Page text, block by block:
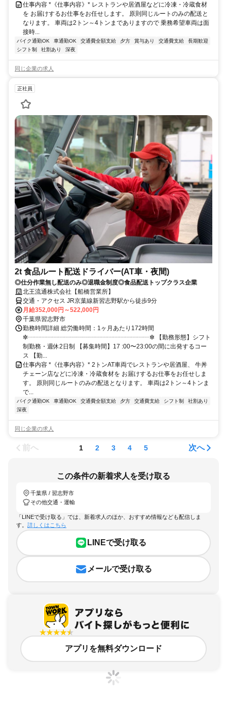
仕事内容 *《仕事内容》* レストランや居酒屋などに冷凍・冷蔵食材
を お届けするお仕事をお任せします。 原則同じルートのみの配送と
なります。 車両は2トン～4トンまでありますので 乗務希望車両は面
接時...
バイク通勤OK 車通勤OK 交通費全額支給 夕方 賞与あり 交通費支給
長期歓迎
シフト制
社割あり 深夜
同じ企業の求人
正社員
2t 食品ルート配送ドライバー(AT車・夜間)
◎仕分作業無し配送のみ◎退職金制度◎食品配送トップクラス企業
北王流通株式会社【船橋営業所】
交通・アクセス JR京葉線新習志野駅から徒歩9分
月給352,000円～522,000円
千葉県習志野市
勤務時間詳細 総労働時間：1ヶ月あたり172時間
✼┈┈┈┈┈┈┈┈┈┈┈┈┈┈┈┈┈┈┈┈✼ 【勤務形態】シフト
制勤務・週休2日制 【募集時間】17 :00〜23:00の間に出発するコー
ス 【勤...
仕事内容 *《仕事内容》* 2トンAT車両でレストランや居酒屋、 牛丼
チェーン店などに冷凍・冷蔵食材を お届けするお仕事をお任せしま
す。 原則同じルートのみの配送となります。 車両は2トン～4トンま
で...
バイク通勤OK 車通勤OK 交通費全額支給 夕方 交通費支給 シフト制
社割あり
深夜
同じ企業の求人
前へ 1 2 3 4 5 次へ
この条件の新着求人を受け取る
千葉県 / 習志野市
その他交通・運輸
「LINEで受け取る」では、新着求人のほか、おすすめ情報なども配信しま
す。 詳しくはこちら
LINEで受け取る
メールで受け取る
アプリを無料ダウンロード